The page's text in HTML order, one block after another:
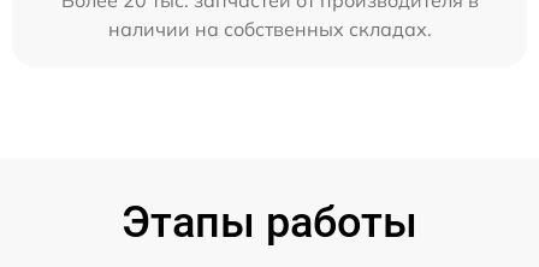
наличии на собственных складах.
Этапы работы